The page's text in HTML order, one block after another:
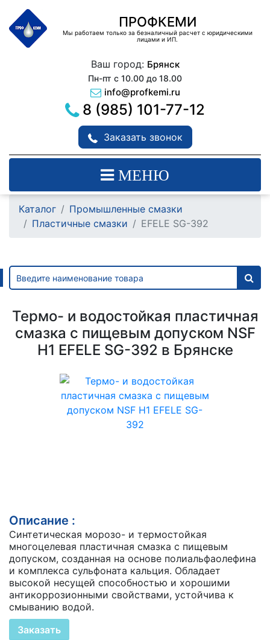
ПРОФКЕМИ
Мы работаем только за безналичный расчет с юридическими
лицами и ИП.
Ваш город: Брянск
Пн-пт с 10.00 до 18.00
info@profkemi.ru
8 (985) 101-77-12
Заказать звонок
МЕНЮ
Каталог
Промышленные смазки
Пластичные смазки
EFELE SG-392
Термо- и водостойкая пластичная
смазка с пищевым допуском NSF
H1 EFELE SG-392 в Брянске
Описание :
Синтетическая морозо- и термостойкая
многоцелевая пластичная смазка с пищевым
допуском, созданная на основе полиальфаолефина
и комплекса сульфоната кальция. Обладает
высокой несущей способностью и хорошими
антикоррозионными свойствами, устойчива к
смыванию водой.
Заказать